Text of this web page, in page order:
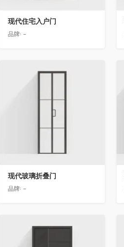
现代住宅入户门
品牌: -
现代玻璃折叠门
品牌: -
收藏